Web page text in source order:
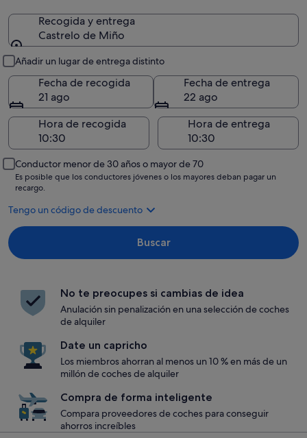
Recogida y entrega
Castrelo de Miño
Añadir un lugar de entrega distinto
Fecha de recogida
21 ago
Fecha de entrega
22 ago
Hora de recogida
Hora de entrega
Conductor menor de 30 años o mayor de 70
Es posible que los conductores jóvenes o los mayores deban pagar un
recargo.
Tengo un código de descuento
Buscar
No te preocupes si cambias de idea
Anulación sin penalización en una selección de coches
de alquiler
Date un capricho
Los miembros ahorran al menos un 10 % en más de un
millón de coches de alquiler
Compra de forma inteligente
Compara proveedores de coches para conseguir
ahorros increíbles